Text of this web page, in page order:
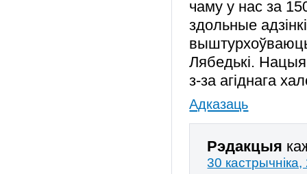
чаму у нас за
здольные
Лябедькі.
з-за агіднага
Адказаць
Рэдакцыя
30